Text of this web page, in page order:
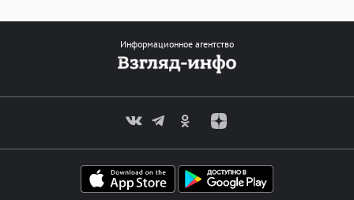
Информационное агентство